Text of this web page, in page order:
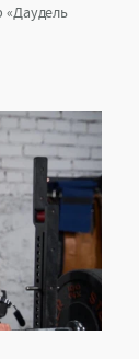
«Даудель